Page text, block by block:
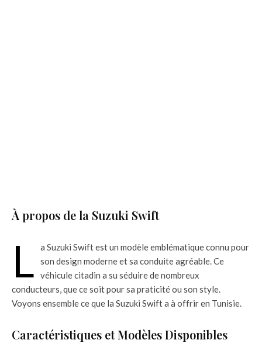
À propos de la Suzuki Swift
L
a Suzuki Swift est un modèle emblématique connu pour
son design moderne et sa conduite agréable. Ce
véhicule citadin a su séduire de nombreux
conducteurs, que ce soit pour sa praticité ou son style.
Voyons ensemble ce que la Suzuki Swift a à offrir en Tunisie.
Caractéristiques et Modèles Disponibles